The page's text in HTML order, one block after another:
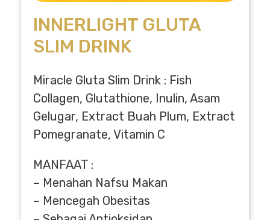
INNERLIGHT GLUTA
SLIM DRINK
Miracle Gluta Slim Drink : Fish
Collagen, Glutathione, Inulin, Asam
Gelugar, Extract Buah Plum, Extract
Pomegranate, Vitamin C
MANFAAT :
– Menahan Nafsu Makan
– Mencegah Obesitas